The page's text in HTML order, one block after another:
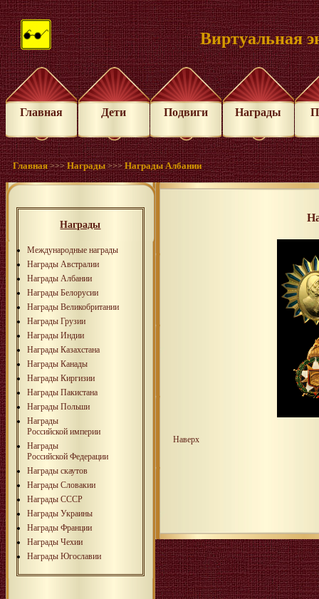
Виртуальная
Главная Дети Подвиги Награды
Главная >>>Награды >>>Награды Албании
Награды
Международные награды
Награды Австралии
Награды Албании
Награды Белорусии
Награды Великобритании
Награды Грузии
Награды Индии
Награды Казахстана
Награды Канады
Награды Киргизии
Награды Пакистана
Награды Польши
Награды
Российской империи
Награды
Российской Федерации
Награды скаутов
Награды Словакии
Награды СССР
Награды Украины
Награды Франции
Награды Чехии
Награды Югославии
Наверх